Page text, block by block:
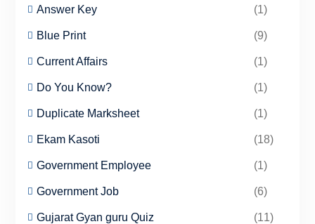
Answer Key (1)
Blue Print (9)
Current Affairs (1)
Do You Know? (1)
Duplicate Marksheet (1)
Ekam Kasoti (18)
Government Employee (1)
Government Job (6)
Gujarat Gyan guru Quiz (11)